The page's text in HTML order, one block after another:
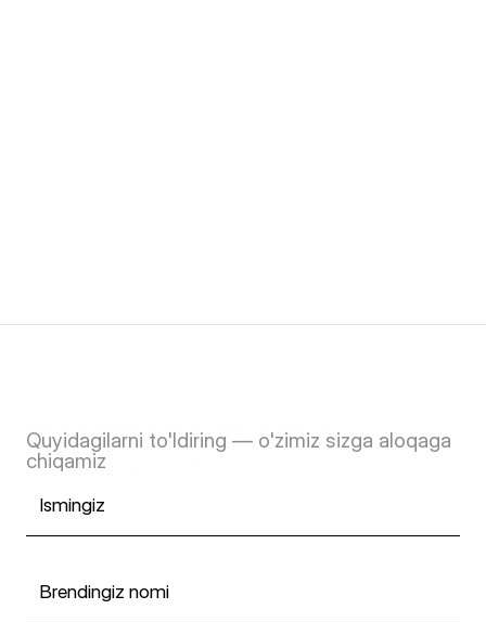
Bepul konsultatsiya
istaysizmi?
Quyidagilarni to'ldiring — o'zimiz sizga aloqaga
chiqamiz